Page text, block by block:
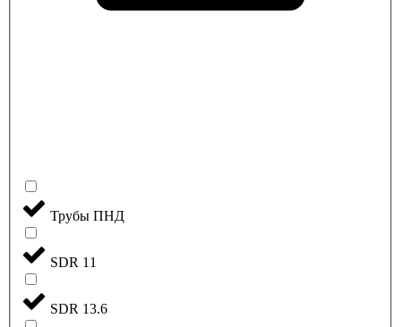
Трубы ПНД
SDR 11
SDR 13.6